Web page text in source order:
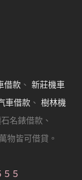
借款 、 新莊機車
車借款 、 樹林機
名錶借款、
物皆可借貸。
５